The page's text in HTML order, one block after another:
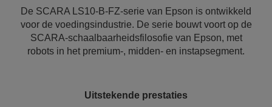
De SCARA LS10-B-FZ-serie van Epson is ontwikkeld
voor de voedingsindustrie. De serie bouwt voort op de
SCARA-schaalbaarheidsfilosofie van Epson, met
robots in het premium-, midden- en instapsegment.
Uitstekende prestaties